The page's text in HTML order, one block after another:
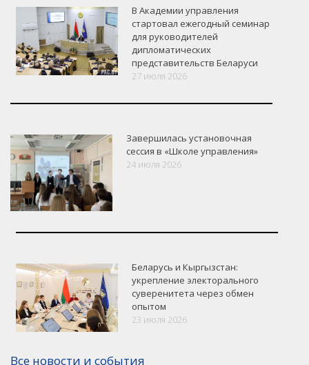
VK Google+ Facebook
Версия для печати
В Академии управления
стартовал ежегодный семинар
для руководителей
дипломатических
представительств Беларуси
27 июля 2026
Завершилась установочная
сессия в «Школе управления»
24 июля 2026
Беларусь и Кыргызстан:
укрепление электорального
суверенитета через обмен
опытом
23 июля 2026
Все новости и события